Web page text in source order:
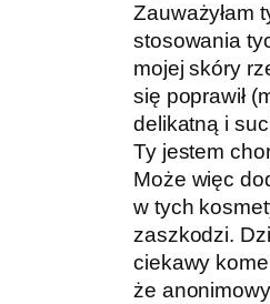
Zauważyłam
stosowania
mojej skóry
się poprawił
delikatną i
Ty jestem
Może więc
w tych
zaszkodzi.
ciekawy
że